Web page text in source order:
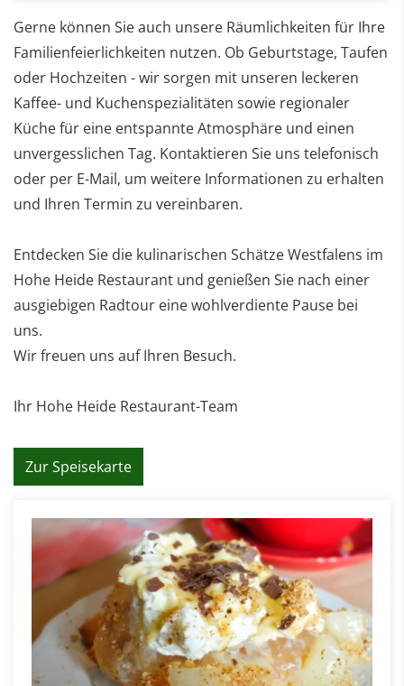
Gerne können Sie auch unsere Räumlichkeiten für Ihre
Familienfeierlichkeiten nutzen. Ob Geburtstage, Taufen
oder Hochzeiten - wir sorgen mit unseren leckeren
Kaffee- und Kuchenspezialitäten sowie regionaler
Küche für eine entspannte Atmosphäre und einen
unvergesslichen Tag. Kontaktieren Sie uns telefonisch
oder per E-Mail, um weitere Informationen zu erhalten
und Ihren Termin zu vereinbaren.
Entdecken Sie die kulinarischen Schätze Westfalens im
Hohe Heide Restaurant und genießen Sie nach einer
ausgiebigen Radtour eine wohlverdiente Pause bei
uns.
Wir freuen uns auf Ihren Besuch.
Ihr Hohe Heide Restaurant-Team
Zur Speisekarte